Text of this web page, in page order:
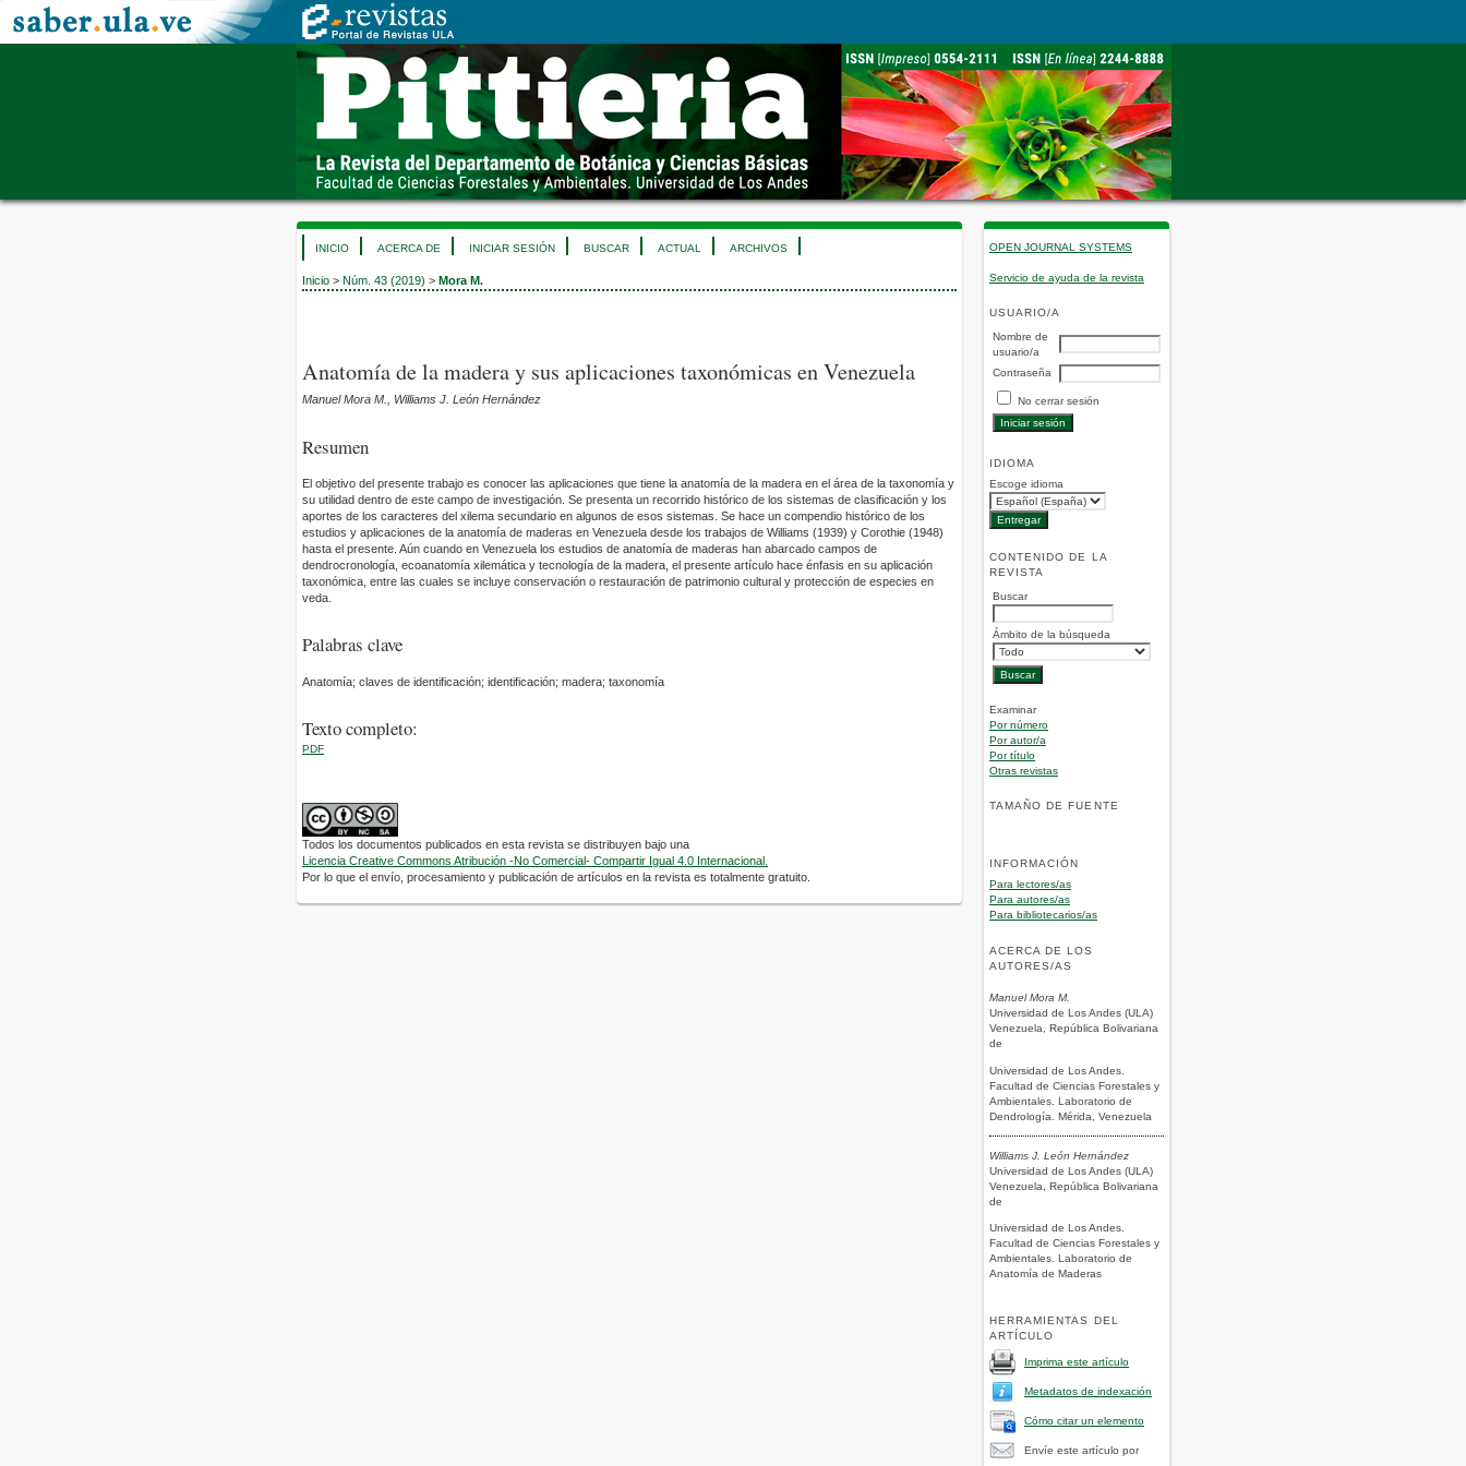
OPEN JOURNAL SYSTEMS
Servicio de ayuda de la revista
USUARIO/A
Nombre de
usuario/a
Contraseña
No cerrar sesión
IDIOMA
Escoge idioma
CONTENIDO DE LA
REVISTA
Buscar
Ámbito de la búsqueda
Examinar
Por número
Por autor/a
Por título
Otras revistas
TAMAÑO DE FUENTE
INFORMACIÓN
Para lectores/as
Para autores/as
Para bibliotecarios/as
ACERCA DE LOS
AUTORES/AS
Manuel Mora M.
Universidad de Los Andes (ULA)
Venezuela, República Bolivariana
de
Universidad de Los Andes.
Facultad de Ciencias Forestales y
Ambientales. Laboratorio de
Dendrología. Mérida, Venezuela
Williams J. León Hernández
Universidad de Los Andes (ULA)
Venezuela, República Bolivariana
de
Universidad de Los Andes.
Facultad de Ciencias Forestales y
Ambientales. Laboratorio de
Anatomía de Maderas
HERRAMIENTAS DEL
ARTÍCULO
Imprima este artículo
Metadatos de indexación
Cómo citar un elemento
Envíe este artículo por
INICIO ACERCA DE INICIAR SESIÓN BUSCAR ACTUAL ARCHIVOS
Inicio > Núm. 43 (2019) > Mora M.
Anatomía de la madera y sus aplicaciones taxonómicas en Venezuela
Manuel Mora M., Williams J. León Hernández
Resumen
El objetivo del presente trabajo es conocer las aplicaciones que tiene la anatomía de la madera en el área de la taxonomía y
su utilidad dentro de este campo de investigación. Se presenta un recorrido histórico de los sistemas de clasificación y los
aportes de los caracteres del xilema secundario en algunos de esos sistemas. Se hace un compendio histórico de los
estudios y aplicaciones de la anatomía de maderas en Venezuela desde los trabajos de Williams (1939) y Corothie (1948)
hasta el presente. Aún cuando en Venezuela los estudios de anatomía de maderas han abarcado campos de
dendrocronología, ecoanatomía xilemática y tecnología de la madera, el presente artículo hace énfasis en su aplicación
taxonómica, entre las cuales se incluye conservación o restauración de patrimonio cultural y protección de especies en
veda.
Palabras clave
Anatomía; claves de identificación; identificación; madera; taxonomía
Texto completo:
PDF
Todos los documentos publicados en esta revista se distribuyen bajo una
Licencia Creative Commons Atribución -No Comercial- Compartir Igual 4.0 Internacional.
Por lo que el envío, procesamiento y publicación de artículos en la revista es totalmente gratuito.